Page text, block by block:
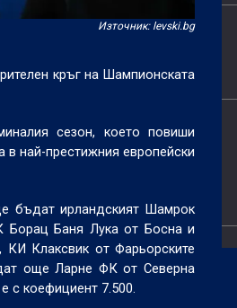
Източник: levski.bg
кръг на Шампионската
сезон, което повиши
най-престижния европейски
бъдат ирландският Шамрок
Баня Лука от Босна и
КИ Клаксвик от Фарьорските
още Ларне ФК от Северна
с коефициент 7.500.